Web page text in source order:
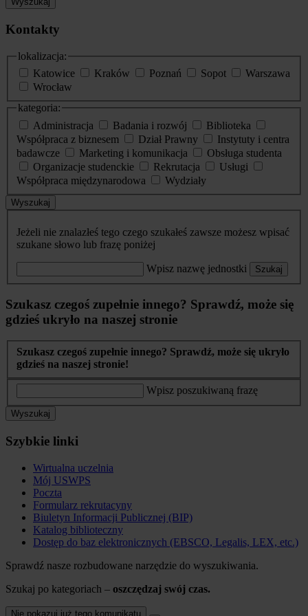
Kontakty
lokalizacja:
Katowice
Kraków Poznań Sopot
Warszawa
Wrocław
kategoria:
Administracja
Badania i rozwój
Biblioteka
Współpraca z biznesem
Dział Prawny
Instytuty i centra
badawcze
Marketing i komunikacja
Obsługa studenta
Organizacje studenckie
Rekrutacja
Usługi
Współpraca międzynarodowa
Wydziały
Wyszukaj
Jeżeli nie znalazłeś tego czego szukałeś zawsze możesz wpisać
szukane słowo lub frazę poniżej
Wpisz nazwę jednostki Szukaj
Szukasz czegoś zupełnie innego? Sprawdź, może się
gdzieś ukryło na naszej stronie
Szukasz czegoś zupełnie innego? Sprawdź, może się ukryło
gdzieś na naszej stronie!
Wpisz poszukiwaną frazę
Wyszukaj
Szybkie linki
Wirtualna uczelnia
Mój USWPS
Poczta
Formularz rekrutacyny
Biuletyn Informacji Publicznej (BIP)
Katalog biblioteczny
Dostęp do baz elektronicznych (EBSCO, Legalis, LEX, etc.)
Sprawdź nasze rozbudowane narzędzie do wyszukiwania.
Szukaj po kategoriach – oszczędzaj swój czas.
Nie pokazuj już tego komunikatu